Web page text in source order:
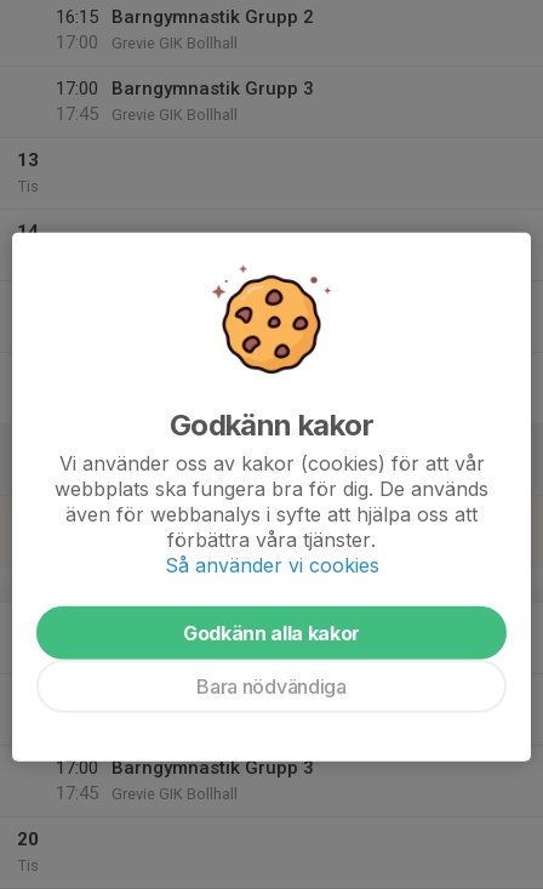
16:15
17:00
Barngymnastik Grupp 2
Grevie GIK Bollhall
17:00
17:45
Barngymnastik Grupp 3
Grevie GIK Bollhall
13
Tis
14
19
Mån
Barngymnastik Grupp 1
Barngymnastik Grupp 2
17:00
17:45
Barngymnastik Grupp 3
Grevie GIK Bollhall
20
Tis
Godkänn kakor
Vi använder oss av kakor (cookies) för att vår
webbplats ska fungera bra för dig. De används
även för webbanalys i syfte att hjälpa oss att
förbättra våra tjänster.
Så använder vi cookies
Godkänn alla kakor
Bara nödvändiga